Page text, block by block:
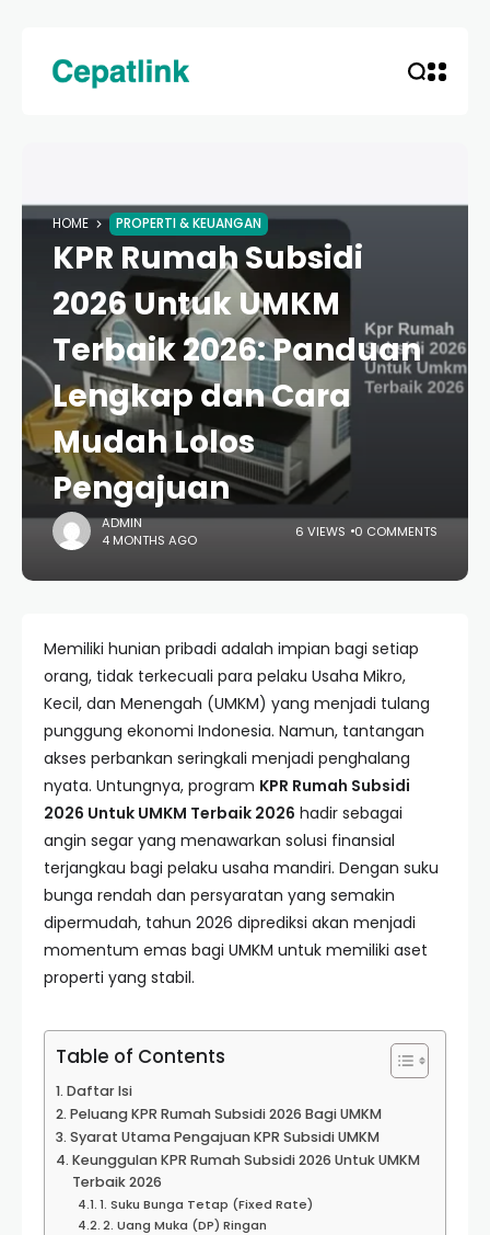
HOME PROPERTI & KEUANGAN
KPR Rumah Subsidi
2026 Untuk UMKM
Terbaik 2026: Panduan
Lengkap dan Cara
Mudah Lolos
Pengajuan
ADMIN
4 MONTHS AGO
6 VIEWS 0 COMMENTS
Memiliki hunian pribadi adalah impian bagi setiap
orang, tidak terkecuali para pelaku Usaha Mikro,
Kecil, dan Menengah (UMKM) yang menjadi tulang
punggung ekonomi Indonesia. Namun, tantangan
akses perbankan seringkali menjadi penghalang
nyata. Untungnya, program KPR Rumah Subsidi
2026 Untuk UMKM Terbaik 2026 hadir sebagai
angin segar yang menawarkan solusi finansial
terjangkau bagi pelaku usaha mandiri. Dengan suku
bunga rendah dan persyaratan yang semakin
dipermudah, tahun 2026 diprediksi akan menjadi
momentum emas bagi UMKM untuk memiliki aset
properti yang stabil.
Table of Contents
Daftar Isi
Peluang KPR Rumah Subsidi 2026 Bagi UMKM
Syarat Utama Pengajuan KPR Subsidi UMKM
Keunggulan KPR Rumah Subsidi 2026 Untuk UMKM
Terbaik 2026
1. Suku Bunga Tetap (Fixed Rate)
2. Uang Muka (DP) Ringan